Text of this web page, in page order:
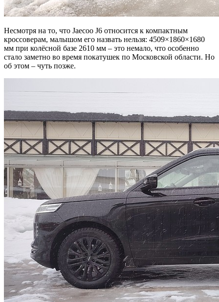
Несмотря на то, что Jaecoo J6 относится к компактным
кроссоверам, малышом его назвать нельзя: 4509×1860×1680
мм при колёсной базе 2610 мм – это немало, что особенно
стало заметно во время покатушек по Московской области. Но
об этом – чуть позже.